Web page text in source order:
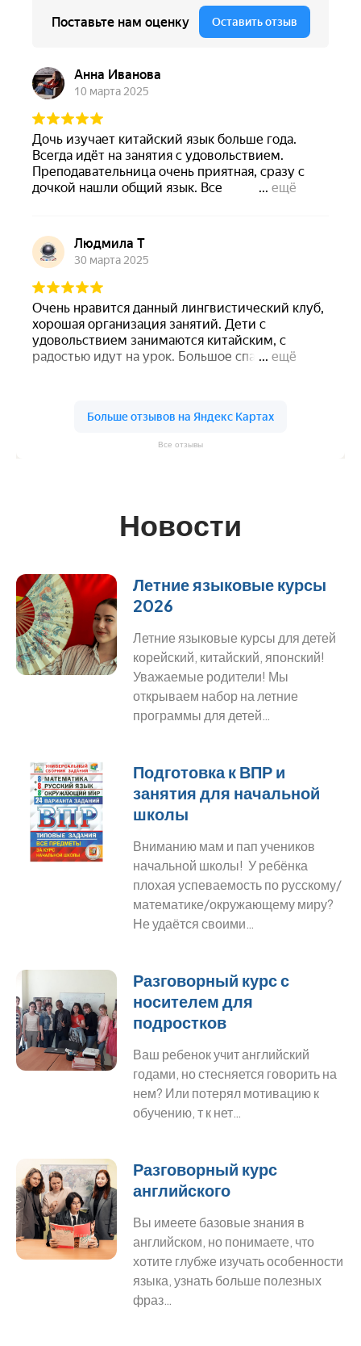
Все отзывы
Новости
Летние языковые курсы
2026
Летние языковые курсы для детей
корейский, китайский, японский!
Уважаемые родители! Мы
открываем набор на летние
программы для детей…
Подготовка к ВПР и
занятия для начальной
школы
Вниманию мам и пап учеников
начальной школы! У ребёнка
плохая успеваемость по русскому/
математике/окружающему миру?
Не удаётся своими…
Разговорный курс с
носителем для
подростков
Ваш ребенок учит английский
годами, но стесняется говорить на
нем? Или потерял мотивацию к
обучению, т к нет…
Разговорный курс
английского
Вы имеете базовые знания в
английском, но понимаете, что
хотите глубже изучать особенности
языка, узнать больше полезных
фраз…